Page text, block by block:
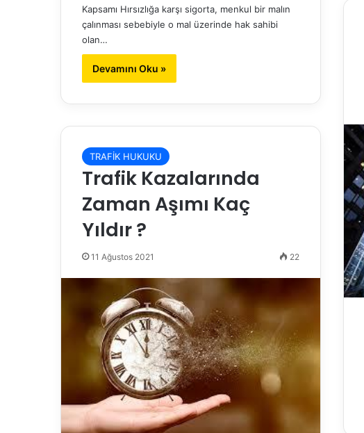
Kapsamı Hırsızlığa karşı sigorta, menkul bir malın
çalınması sebebiyle o mal üzerinde hak sahibi
olan…
Devamını Oku »
TRAFİK HUKUKU
Trafik Kazalarında
Zaman Aşımı Kaç
Yıldır ?
11 Ağustos 2021 22